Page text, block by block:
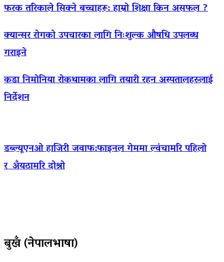
फरक तरिकाले सिक्ने बच्चाहरू: हाम्रो शिक्षा किन असफल ?
क्यान्सर रोगको उपचारका लागि निःशुल्क औषधि उपलब्ध
गराइने
कडा निमोनिया रोकथामका लागि तयारी रहन अस्पतालहरुलाई
निर्देशन
डब्ल्यूएनओ हाजिरी जवाफ:फाइनल गेममा ल्वंचामरि पहिलो
र अँयठामरि दोश्रो
बुखँ (नेपालभाषा)